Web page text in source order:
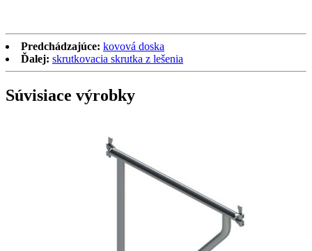
Predchádzajúce: kovová doska
Ďalej: skrutkovacia skrutka z lešenia
Súvisiace výrobky